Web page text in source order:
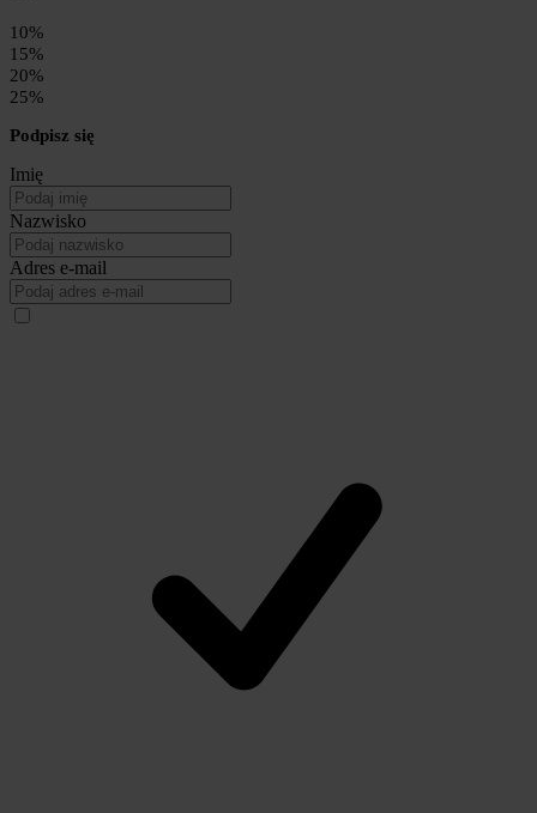
10%
15%
20%
25%
Podpisz się
Imię
Nazwisko
Adres e-mail